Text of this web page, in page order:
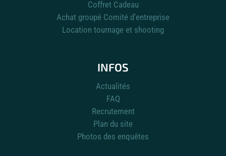
Coffret Cadeau
Achat groupé Comité d'entreprise
Location tournage et shooting
INFOS
Actualités
FAQ
Recrutement
Plan du site
Photos des enquêtes